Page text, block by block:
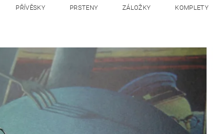
PŘÍVĚSKY PRSTENY ZÁLOŽKY KOMPLETY